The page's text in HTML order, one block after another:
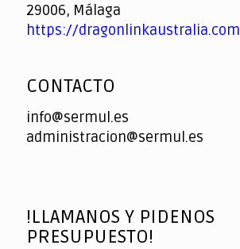
29006, Málaga
https://
CONTACTO
info@sermul.es
administracion@sermul.es
!LLAMANOS Y PIDENOS
PRESUPUESTO!